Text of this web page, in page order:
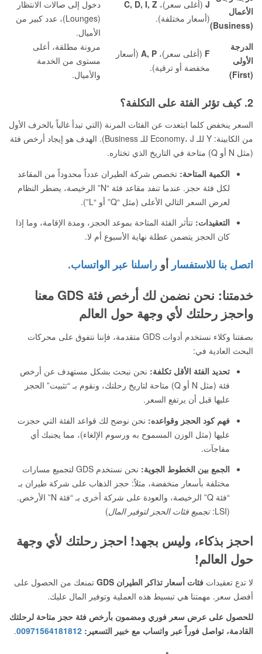
الأعمال
(Business)
J (أغلى سعر)، C, D, I, Z
(أسعار مختلفة).
دخول إلى صالات الانتظار
(Lounges)، عدد كبير من
الأميال.
الدرجة
الأولى
(First)
F (أغلى سعر)، A, P (أسعار
مخفضة أو ترقية).
مرونة مطلقة، أعلى
مستوى من الخدمة
والأميال.
2. كيف تؤثر الفئة على التكلفة؟
السعر ينخفض كلما ابتعدت عن الفئات المرنة (التي تبدأ غالباً بالحرف الأول
من الكابينة: Y للـ Economy، J للـ Business). الهدف هو إيجاد أرخص فئة
(مثل N أو Q) متاحة في التاريخ الذي تختاره.
الكمية المتاحة: تخصص شركة الطيران عدداً محدوداً من المقاعد
لكل فئة حجز. عندما تنفد مقاعد فئة “N” الرخيصة، يضطر النظام
لعرض السعر التالي الأعلى (مثل “Q” أو “L”).
التعقيدات: تتأثر الفئة المتاحة بموعد الحجز، ومدة الإقامة، وما إذا
كان الحجز يتضمن عطلة نهاية الأسبوع أم لا.
اتصل بنا للاستفسار أو راسلنا عبر الواتساب.
خدمتنا: نحن نضمن لك أرخص فئة GDS معنا
واحجز رحلتك لأي وجهة حول العالم
بصفتنا وكلاء نستخدم أدوات GDS متقدمة، فإننا نتفوق على محركات
البحث العادية في:
تحديد الفئة الأقل تكلفة: نحن نبحث بشكل مستهدف عن أرخص
فئة (مثل N أو Q) متاحة لتاريخ رحلتك، ونقوم بـ “تثبيت” الحجز
عليها قبل أن يرتفع السعر.
فهم كود الحجز وقواعده: نحن نوضح لك قواعد الفئة التي حجزت
عليها (مثل الوزن المسموح به ورسوم الإلغاء)، مما يجنبك أي
مفاجآت.
الجمع بين الخطوط الجوية:
نحن نستخدم GDS لتجميع مسارات
مختلفة بأسعار منخفضة، مثلاً: حجز الذهاب على شركة طيران بـ
“فئة Q” الرخيصة، والعودة على شركة أخرى بـ “فئة N” الأرخص.
(LSI:
تجميع فئات الحجز لتوفير المال)
احجز بذكاء، وليس بجهد! احجز رحلتك لأي وجهة
حول العالم!
لا تدع تعقيدات فئات أسعار تذاكر الطيران GDS
تمنعك من الحصول على
أفضل سعر. مهمتنا هي تبسيط هذه العملية وتوفير المال عليك.
للحصول على عرض سعر فوري ومضمون بأرخص فئة حجز متاحة لرحلتك
القادمة، تواصل فوراً عبر واتساب مع خبير التسعير: 00971564181812
.